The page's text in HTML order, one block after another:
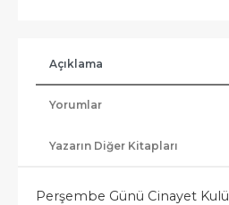
Açıklama
Yorumlar
Yazarın Diğer Kitapları
Perşembe Günü Cinayet